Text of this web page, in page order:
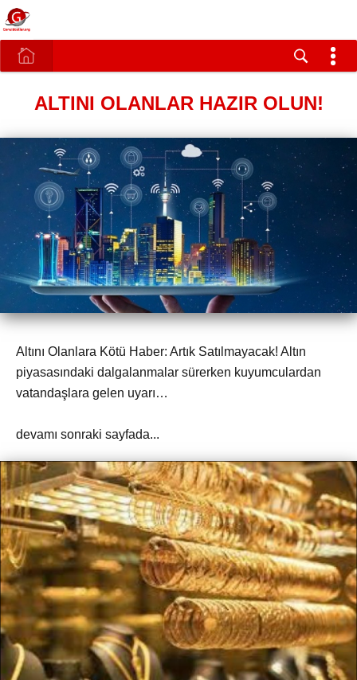
ALTINI OLANLAR HAZIR OLUN!
Altını Olanlara Kötü Haber: Artık Satılmayacak! Altın
piyasasındaki dalgalanmalar sürerken kuyumculardan
vatandaşlara gelen uyarı…
devamı sonraki sayfada...